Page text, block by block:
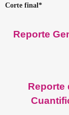
Corte final*
Reporte
Reporte